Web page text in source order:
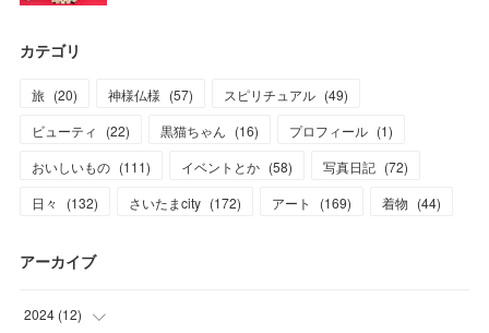
カテゴリ
旅 (20) 神様仏様 (57) スピリチュアル (49)
ビューティ
(22) 黒猫ちゃん (16) プロフィール (1)
おいしいもの (111) イベントとか (58) 写真日記 (72)
日々
(132) さいたまcity (172) アート (169) 着物 (44)
アーカイブ
2024 (12)